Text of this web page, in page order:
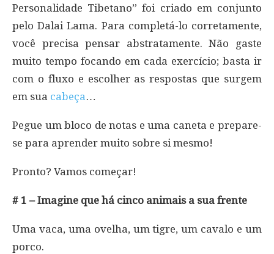
Personalidade Tibetano” foi criado em conjunto
pelo Dalai Lama. Para completá-lo corretamente,
você precisa pensar abstratamente. Não gaste
muito tempo focando em cada exercício; basta ir
com o fluxo e escolher as respostas que surgem
em sua cabeça…
Pegue um bloco de notas e uma caneta e prepare-
se para aprender muito sobre si mesmo!
Pronto? Vamos começar!
# 1 – Imagine que há cinco animais a sua frente
Uma vaca, uma ovelha, um tigre, um cavalo e um
porco.